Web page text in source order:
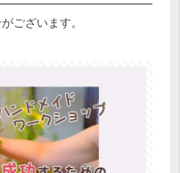
ございます。